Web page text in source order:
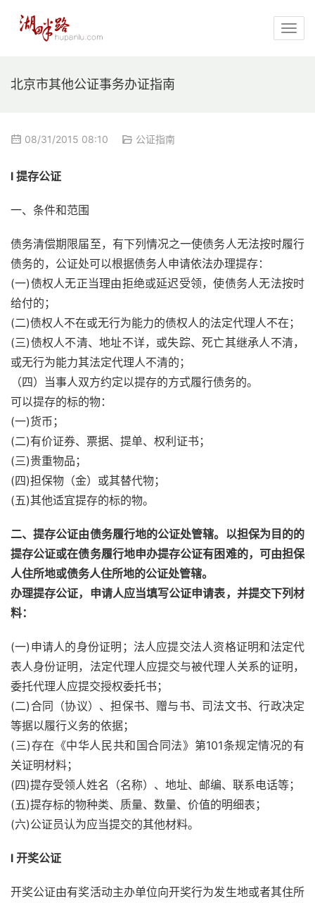
北京市其他公证事务办证指南
08/31/2015 08:10 公证指南
l 提存公证
一、条件和范围
债务清偿期限届至，有下列情况之一使债务人无法按时履行
债务的，公证处可以根据债务人申请依法办理提存：
(一)债权人无正当理由拒绝或延迟受领，使债务人无法按时
给付的；
(二)债权人不在或无行为能力的债权人的法定代理人不在；
(三)债权人不清、地址不详，或失踪、死亡其继承人不清，
或无行为能力其法定代理人不清的；
（四）当事人双方约定以提存的方式履行债务的。
可以提存的标的物：
(一)货币；
(二)有价证券、票据、提单、权利证书；
(三)贵重物品；
(四)担保物（金）或其替代物；
(五)其他适宜提存的标的物。
二、提存公证由债务履行地的公证处管辖。以担保为目的的
提存公证或在债务履行地申办提存公证有困难的，可由担保
人住所地或债务人住所地的公证处管辖。
办理提存公证，申请人应当填写公证申请表，并提交下列材
料：
(一)申请人的身份证明；法人应提交法人资格证明和法定代
表人身份证明，法定代理人应提交与被代理人关系的证明，
委托代理人应提交授权委托书；
(二)合同（协议）、担保书、赠与书、司法文书、行政决定
等据以履行义务的依据；
(三)存在《中华人民共和国合同法》第101条规定情况的有
关证明材料；
(四)提存受领人姓名（名称）、地址、邮编、联系电话等；
(五)提存标的物种类、质量、数量、价值的明细表；
(六)公证员认为应当提交的其他材料。
l 开奖公证
开奖公证由有奖活动主办单位向开奖行为发生地或者其住所